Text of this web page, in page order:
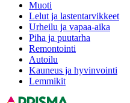
Muoti
Lelut ja lastentarvikkeet
Urheilu ja vapaa-aika
Piha ja puutarha
Remontointi
Autoilu
Kauneus ja hyvinvointi
Lemmikit